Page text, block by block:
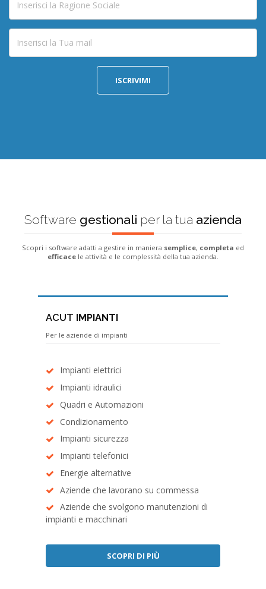
ISCRIVIMI
Software gestionali per la tua azienda
Scopri i software adatti a gestire in maniera semplice, completa ed
efficace le attività e le complessità della tua azienda.
ACUT IMPIANTI
Per le aziende di impianti
Impianti elettrici
Impianti idraulici
Quadri e Automazioni
Condizionamento
Impianti sicurezza
Impianti telefonici
Energie alternative
Aziende che lavorano su commessa
Aziende che svolgono manutenzioni di
impianti e macchinari
SCOPRI DI PIÙ